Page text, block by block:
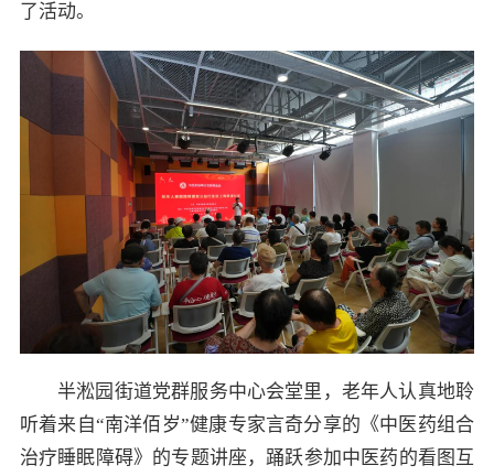
了活动。
半淞园街道党群服务中心会堂里，老年人认真地聆
听着来自“南洋佰岁”健康专家言奇分享的《中医药组合
治疗睡眠障碍》的专题讲座，踊跃参加中医药的看图互